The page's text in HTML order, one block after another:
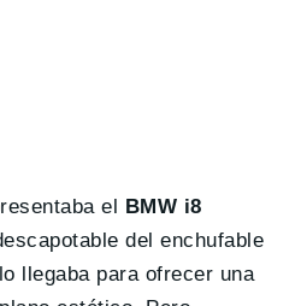
el
BMW i8
del enchufable
llegaba para ofrecer una